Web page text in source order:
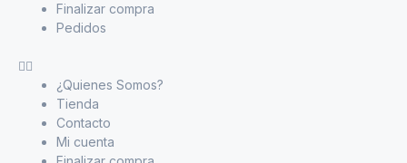
Finalizar compra
Pedidos
¿Quienes Somos?
Tienda
Contacto
Mi cuenta